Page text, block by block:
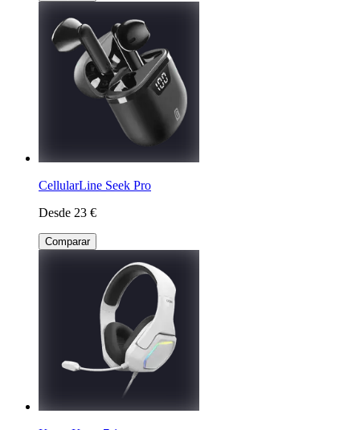
CellularLine Seek Pro
Desde 23 €
Comparar